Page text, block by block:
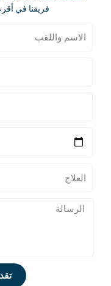
فريقنا في